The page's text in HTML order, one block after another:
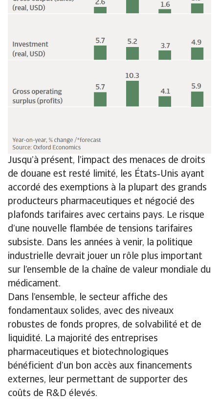
Jusqu’à présent, l’impact des menaces de droits
de douane est resté limité, les États‑Unis ayant
accordé des exemptions à la plupart des grands
producteurs pharmaceutiques et négocié des
plafonds tarifaires avec certains pays. Le risque
d’une nouvelle flambée de tensions tarifaires
subsiste. Dans les années à venir, la politique
industrielle devrait jouer un rôle plus important
sur l’ensemble de la chaîne de valeur mondiale du
médicament.
Dans l’ensemble, le secteur affiche des
fondamentaux solides, avec des niveaux
robustes de fonds propres, de solvabilité et de
liquidité. La majorité des entreprises
pharmaceutiques et biotechnologiques
bénéficient d’un bon accès aux financements
externes, leur permettant de supporter des
coûts de R&D élevés.